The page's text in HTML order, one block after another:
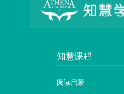
知慧课程
阅读启蒙